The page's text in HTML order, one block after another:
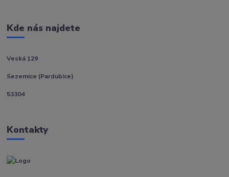
Kde nás najdete
Veská 129
Sezemice (Pardubice)
53304
Kontakty